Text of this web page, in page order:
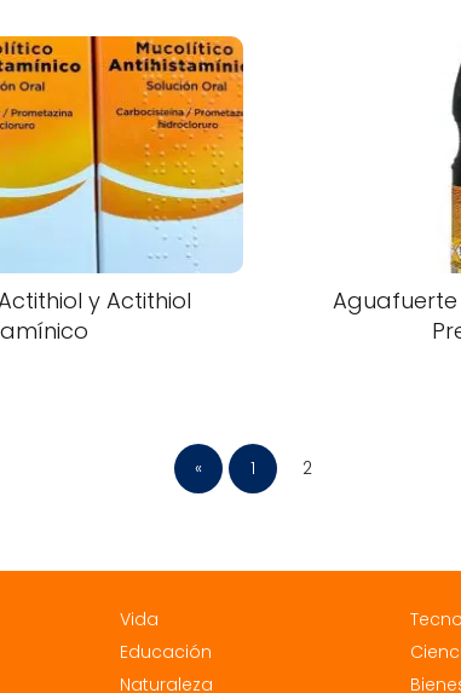
y Actithiol
Aguafuerte
« 1 2
Vida
Educación
Naturaleza